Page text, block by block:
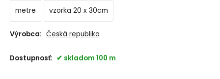
metre
vzorka 20 x 30cm
Výrobca: Česká republika
Dostupnosť: skladom 100 m